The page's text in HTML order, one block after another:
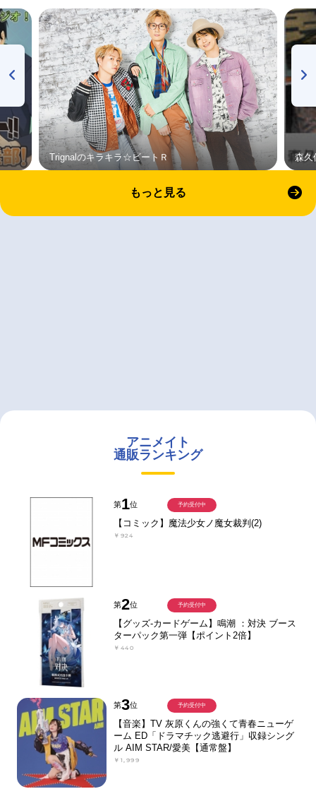
Trignalのキラキラ☆ビートＲ 森久
もっと見る
アニメイト
通販ランキング
第1位
【コミック】魔法少女ノ魔女裁判(2)
￥924
予約受付中
第2位
【グッズ-カードゲーム】鳴潮 ：対決 ブース
ターパック第一弾【ポイント2倍】
￥440
予約受付中
第3位
【音楽】TV 灰原くんの強くて青春ニューゲ
ーム ED「ドラマチック逃避行」収録シング
ル AIM STAR/愛美【通常盤】
￥1,999
予約受付中